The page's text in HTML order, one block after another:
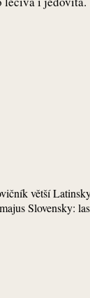
větší
Slovensky: